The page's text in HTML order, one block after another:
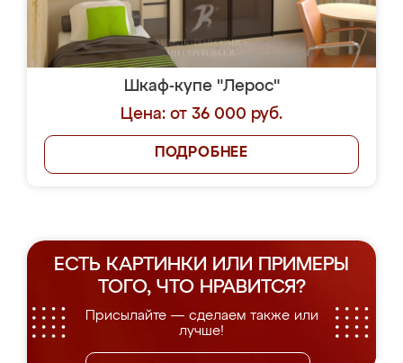
Шкаф-купе "Лерос"
Цена: от 36 000 руб.
ПОДРОБНЕЕ
ЕСТЬ КАРТИНКИ ИЛИ ПРИМЕРЫ
ТОГО, ЧТО НРАВИТСЯ?
Присылайте — сделаем также или
лучше!